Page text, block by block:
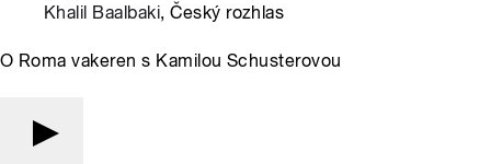
Khalil Baalbaki, Český rozhlas
O Roma vakeren s Kamilou Schusterovou